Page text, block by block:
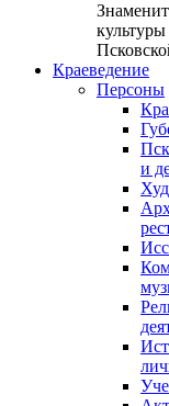
Краеведение
Персоны
и